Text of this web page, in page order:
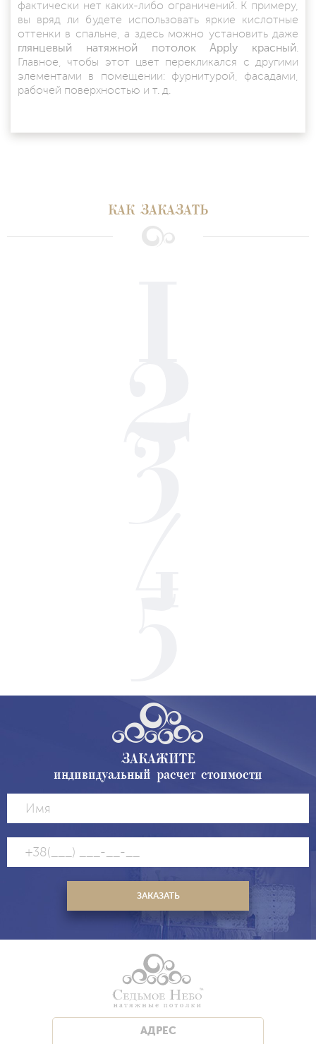
фактически нет каких-либо ограничений. К примеру,
вы вряд ли будете использовать яркие кислотные
оттенки в спальне, а здесь можно установить даже
глянцевый натяжной потолок Apply красный.
Главное, чтобы этот цвет перекликался с другими
элементами в помещении: фурнитурой, фасадами,
рабочей поверхностью и т. д.
КАК ЗАКАЗАТЬ
ЗАКАЖИТЕ
индивидуальный расчет стоимости
АДРЕС